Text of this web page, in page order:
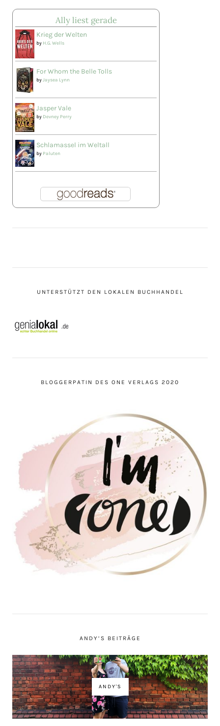
Ally liest gerade
Krieg der Welten
by H.G. Wells
For Whom the Belle Tolls
byJaysea Lynn
Jasper Vale
by Devney Perry
Schlamassel im Weltall
by Paluten
UNTERSTÜTZT DEN LOKALEN BUCHHANDEL
BLOGGERPATIN DES ONE VERLAGS 2020
ANDY’S BEITRÄGE
ANDY'S